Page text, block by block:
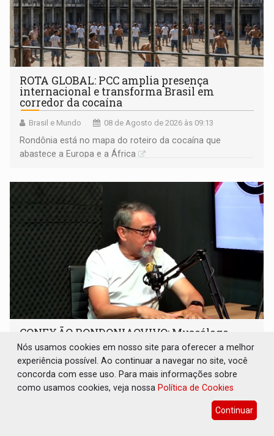
ROTA GLOBAL: PCC amplia presença
internacional e transforma Brasil em
corredor da cocaína
Brasil e Mundo 08 de Agosto de 2026 às 09:13
Rondônia está no mapa do roteiro da cocaína que
abastece a Europa e a África
CONEXÃO RONDONIAOVIVO: Museólogo
Antônio Ocampo conduz a história de uma
ferrovia desgovernada
Cultura 08 de Agosto de 2026 às 09:05
Novo livro faz registro documental da Estrada de Ferro
Nós usamos cookies em nosso site para oferecer a melhor
experiência possível. Ao continuar a navegar no site, você
concorda com esse uso. Para mais informações sobre
como usamos cookies, veja nossa Política de Cookies
Continuar